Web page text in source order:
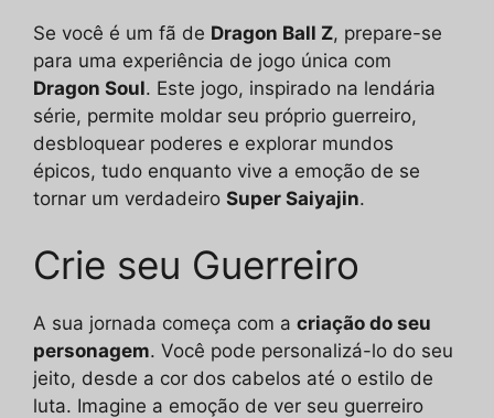
Se você é um fã de Dragon Ball Z, prepare-se
para uma experiência de jogo única com
Dragon Soul. Este jogo, inspirado na lendária
série, permite moldar seu próprio guerreiro,
desbloquear poderes e explorar mundos
épicos, tudo enquanto vive a emoção de se
tornar um verdadeiro Super Saiyajin.
Crie seu Guerreiro
A sua jornada começa com a criação do seu
personagem. Você pode personalizá-lo do seu
jeito, desde a cor dos cabelos até o estilo de
luta. Imagine a emoção de ver seu guerreiro